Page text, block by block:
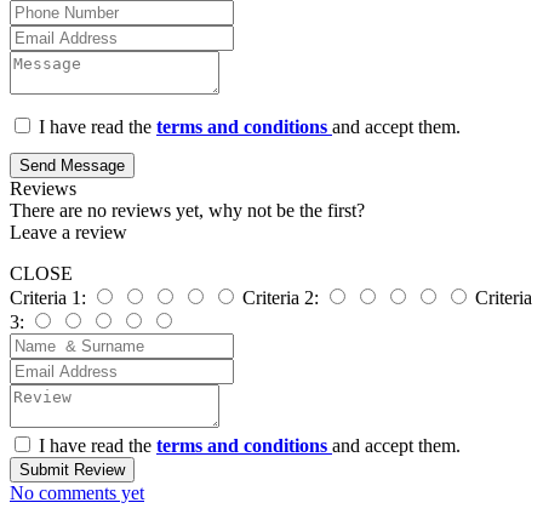
I have read the terms and conditions and accept them.
Send Message
Reviews
There are no reviews yet, why not be the first?
Leave a review
CLOSE
Criteria 1:
Criteria 2:
Criteria
3:
I have read the terms and conditions and accept them.
Submit Review
No comments yet